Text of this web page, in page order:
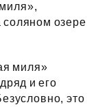
соляном озере
миля»
и его
это